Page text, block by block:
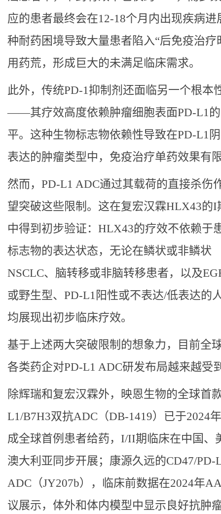
应的患者最终会在12-18个月内出现疾病进
种耐药困境导致大量患者陷入“后免疫治疗
用药荒，形成巨大的未满足临床需求。
此外，传统PD-1抑制剂还面临另一个根本
——其疗效高度依赖肿瘤细胞表面PD-L1
平。这种生物标志物依赖性导致在PD-L1
表达的肿瘤类型中，免疫治疗单药效果有
然而，PD-L1 ADC通过其载荷的直接杀伤
望突破这些限制。这在复宏汉霖HLX43的I
中得到初步验证：HLX43的疗效不依赖于
标志物的表达状态，无论在鳞状或非鳞状
NSCLC、脑转移或非脑转移患者，以及
或野生型、PD-L1阳性或不表达/低表达的
均展现出初步临床疗效。
基于上述两大突破限制的想象力，目前全
各类药企对PD-L1 ADC研发布局越来越受
除辉瑞和复宏汉霖外，映恩生物的全球首
L1/B7H3双抗ADC（DB-1419）已于2024
成全球首例患者给药，I/II期临床在中国、
澳大利亚同步开展；康源久远的CD47/PD-
ADC（JY207b），临床前数据在2024年
议展示，体外和体内模型中显示良好抗肿